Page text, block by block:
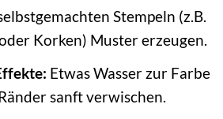
Stempeln (z.B.
Korken) Muster erzeugen.
Etwas Wasser zur Farbe
sanft verwischen.